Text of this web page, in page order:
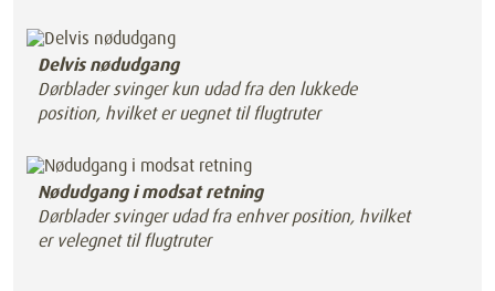
Delvis nødudgang
Dørblader svinger kun udad fra den lukkede
position, hvilket er uegnet til flugtruter
Nødudgang i modsat retning
Dørblader svinger udad fra enhver position, hvilket
er velegnet til flugtruter